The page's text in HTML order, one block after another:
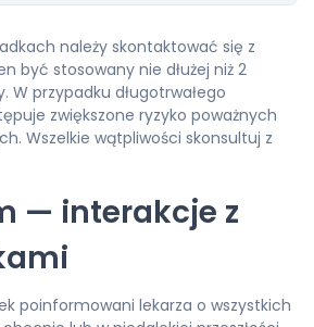
należy skontaktować się z
być stosowany nie dłużej niż 2
W przypadku długotrwałego
zwiększone ryzyko poważnych
Wszelkie wątpliwości skonsultuj z
— interakcje z
poinformowani lekarza o wszystkich